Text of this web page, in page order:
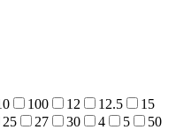
100 12 12.5
15
25 27 30 4 5
50